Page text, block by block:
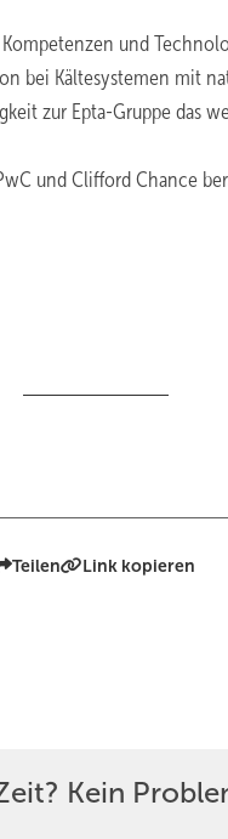
und
bei Kältesystemen mit
zur Epta-Gruppe das
und Clifford Chance
Teilen Link kopieren
Kein